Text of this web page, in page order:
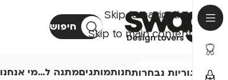
Skip to navigation
Skip to main content
חיפוש
קטגוריות נבחרותחנותמותגיםמתנה ל…מי אנחנו